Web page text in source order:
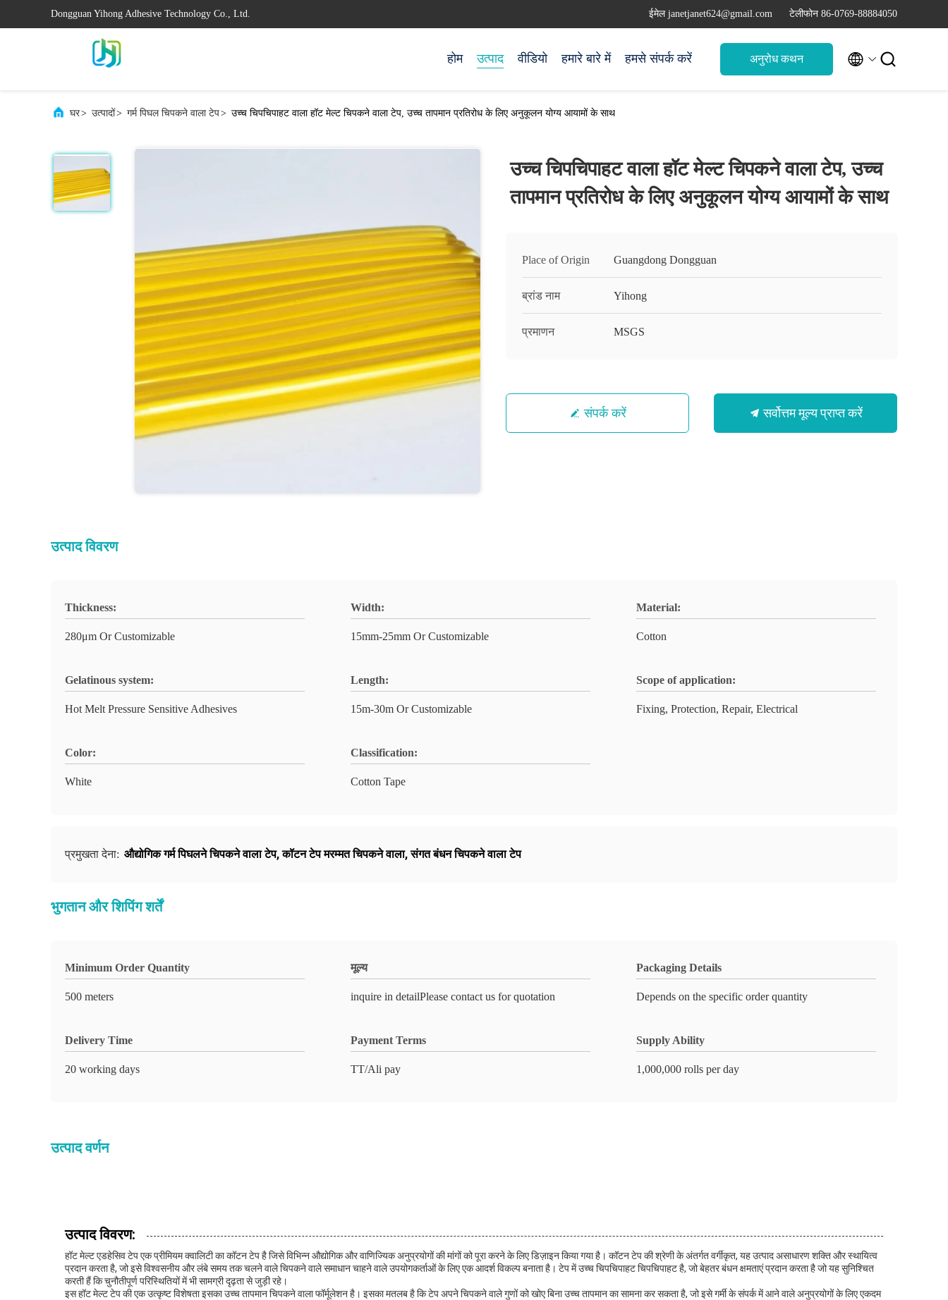
Dongguan Yihong Adhesive Technology Co., Ltd. ईमेल janetjanet624@gmail.com टेलीफोन 86-0769-88884050
होम उत्पाद वीडियो हमारे बारे में हमसे संपर्क करें अनुरोध कथन  
घर> उत्पादों> गर्म पिघल चिपकने वाला टेप> उच्च चिपचिपाहट वाला हॉट मेल्ट चिपकने वाला टेप, उच्च तापमान प्रतिरोध के लिए अनुकूलन योग्य आयामों के साथ
उच्च चिपचिपाहट वाला हॉट मेल्ट चिपकने वाला टेप, उच्च
तापमान प्रतिरोध के लिए अनुकूलन योग्य आयामों के साथ
Place of Origin Guangdong Dongguan
ब्रांड नाम Yihong
प्रमाणन MSGS
संपर्क करें सर्वोत्तम मूल्य प्राप्त करें
उत्पाद विवरण
Thickness:
280μm Or Customizable
Width:
15mm-25mm Or Customizable
Material:
Cotton
Gelatinous system:
Hot Melt Pressure Sensitive Adhesives
Length:
15m-30m Or Customizable
Scope of application:
Fixing, Protection, Repair, Electrical
Color:
White
Classification:
Cotton Tape
प्रमुखता देना: औद्योगिक गर्म पिघलने चिपकने वाला टेप,कॉटन टेप मरम्मत चिपकने वाला,संगत बंधन चिपकने वाला टेप
भुगतान और शिपिंग शर्तें
Minimum Order Quantity
500 meters
मूल्य
inquire in detailPlease contact us for quotation
Packaging Details
Depends on the specific order quantity
Delivery Time
20 working days
Payment Terms
TT/Ali pay
Supply Ability
1,000,000 rolls per day
उत्पाद वर्णन
उत्पाद विवरण:
हॉट मेल्ट एडहेसिव टेप एक प्रीमियम क्वालिटी का कॉटन टेप है जिसे विभिन्न औद्योगिक और वाणिज्यिक अनुप्रयोगों की मांगों को पूरा करने के लिए डिज़ाइन किया गया है। कॉटन टेप की श्रेणी के अंतर्गत वर्गीकृत, यह उत्पाद असाधारण शक्ति और स्थायित्व
प्रदान करता है, जो इसे विश्वसनीय और लंबे समय तक चलने वाले चिपकने वाले समाधान चाहने वाले उपयोगकर्ताओं के लिए एक आदर्श विकल्प बनाता है। टेप में उच्च चिपचिपाहट चिपचिपाहट है, जो बेहतर बंधन क्षमताएं प्रदान करता है जो यह सुनिश्चित
करती हैं कि चुनौतीपूर्ण परिस्थितियों में भी सामग्री दृढ़ता से जुड़ी रहे।
इस हॉट मेल्ट टेप की एक उत्कृष्ट विशेषता इसका उच्च तापमान चिपकने वाला फॉर्मूलेशन है। इसका मतलब है कि टेप अपने चिपकने वाले गुणों को खोए बिना उच्च तापमान का सामना कर सकता है, जो इसे गर्मी के संपर्क में आने वाले अनुप्रयोगों के लिए एकदम